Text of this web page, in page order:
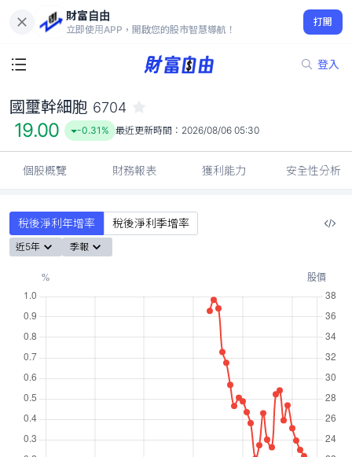
財富自由
立即使用APP，開啟您的股市智慧導航！
打開
登入
19.00
-0.31%
國璽幹細胞 6704
19.00 -0.31% 最近更新時間： 2026/08/06 05:30
個股概覽 財務報表 獲利能力 安全性分析
稅後淨利年增率 稅後淨利季增率
近5年 季報